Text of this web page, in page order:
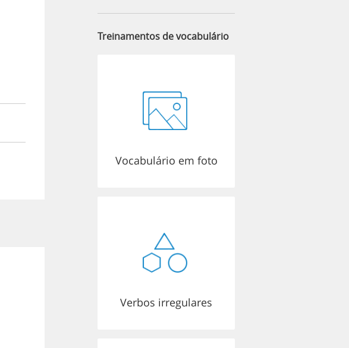
Treinamentos de vocabulário
Vocabulário em foto
Verbos irregulares